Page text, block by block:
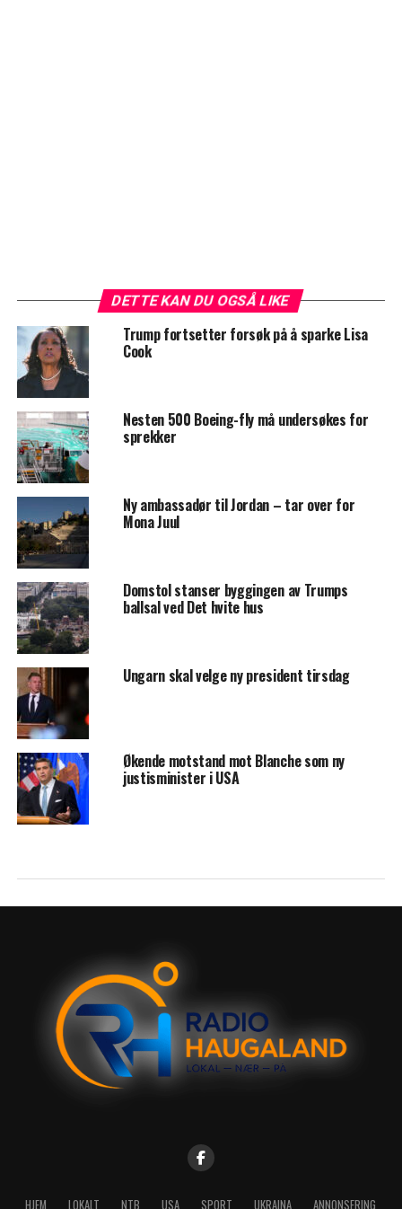
DETTE KAN DU OGSÅ LIKE
Trump fortsetter forsøk på å sparke Lisa
Cook
Nesten 500 Boeing-fly må undersøkes for
sprekker
Ny ambassadør til Jordan – tar over for
Mona Juul
Domstol stanser byggingen av Trumps
ballsal ved Det hvite hus
Ungarn skal velge ny president tirsdag
Økende motstand mot Blanche som ny
justisminister i USA
HJEM LOKALT NTB USA SPORT UKRAINA ANNONSERING